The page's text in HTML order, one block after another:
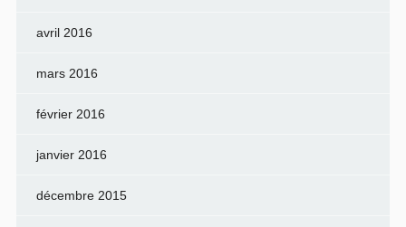
avril 2016
mars 2016
février 2016
janvier 2016
décembre 2015